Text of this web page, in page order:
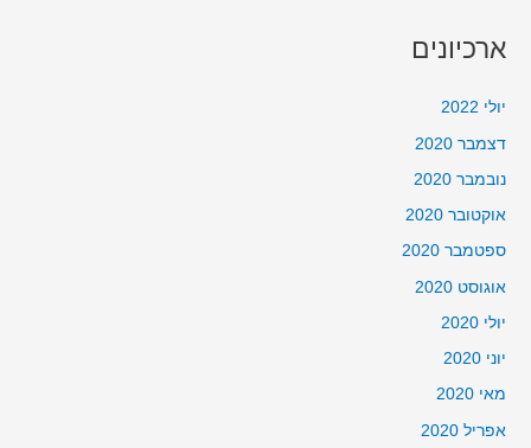
ארכיונים
יולי 2022
דצמבר 2020
נובמבר 2020
אוקטובר 2020
ספטמבר 2020
אוגוסט 2020
יולי 2020
יוני 2020
מאי 2020
אפריל 2020